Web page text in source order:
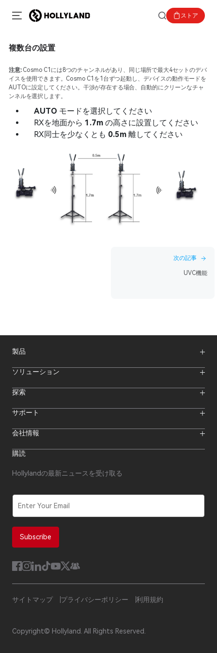
ストア
複数台の設置
注意:Cosmo C1には8つのチャンネルがあり、同じ場所で最大4セットのデバ
イスを使用できます。Cosmo C1を1台ずつ起動し、デバイスの動作モードを
AUTOに設定してください。干渉が存在する場合、自動的にクリーンなチャ
ンネルを選択します。
AUTO モードを選択してください
RXを地面から 1.7m の高さに設置してください
RX同士を少なくとも 0.5m 離してください
ョ
ン
次の記事
UVC機能
製品
ワイヤレスマイク
インターカムシステム
カメラモニター
ストリーミングカメラ
ソリューション
ワイヤレスインターカムシステム
探索
オンラインイベント
Hollylandブログ
クリエイター向けリソース
ニュースルーム
ビデオセンター
サポート
ダウンロード
購入先
代理店になる
修理状況の確認
会社情報
フォーラム
お問い合わせ
コンプライアンス
ソフトウェア更新
購読
Hollylandの最新ニュースを受け取る
E
m
a
i
*
Subscribe
サイトマップ プライバシーポリシー 利用規約
Copyright© Hollyland. All Rights Reserved.